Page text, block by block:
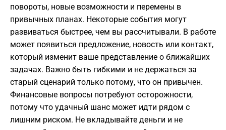
повороты, новые возможности и перемены в
привычных планах. Некоторые события могут
развиваться быстрее, чем вы рассчитывали. В работе
может появиться предложение, новость или контакт,
который изменит ваше представление о ближайших
задачах. Важно быть гибкими и не держаться за
старый сценарий только потому, что он привычен.
Финансовые вопросы потребуют осторожности,
потому что удачный шанс может идти рядом с
лишним риском. Не вкладывайте деньги и не